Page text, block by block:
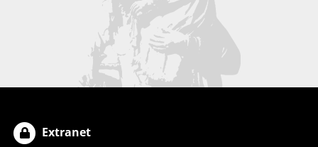
Extranet